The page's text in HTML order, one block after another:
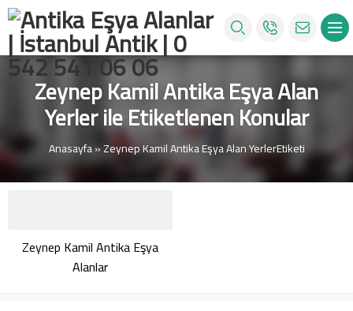
Zeynep Kamil Antika Eşya Alan
Yerler ile Etiketlenen Konular
Anasayfa»Zeynep Kamil Antika Eşya Alan YerlerEtiketi
Zeynep Kamil Antika Eşya
Alanlar